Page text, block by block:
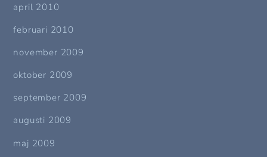
april 2010
februari 2010
november 2009
oktober 2009
september 2009
augusti 2009
maj 2009